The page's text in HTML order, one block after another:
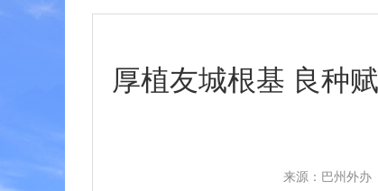
厚植友城根基 良种
来源：巴州外办